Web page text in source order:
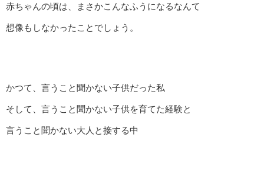
赤ちゃんの頃は、まさかこんなふうになるなんて
想像もしなかったことでしょう。
かつて、言うこと聞かない子供だった私
そして、言うこと聞かない子供を育てた経験と
言うこと聞かない大人と接する中